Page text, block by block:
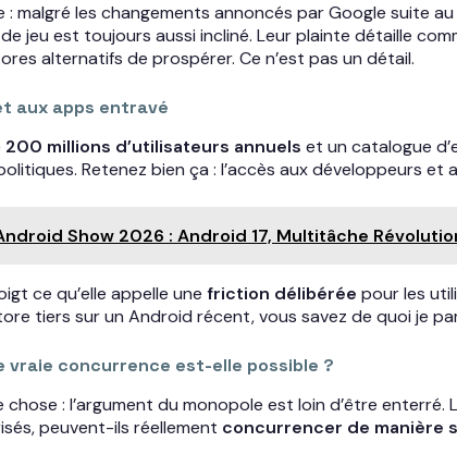
: malgré les changements annoncés par Google suite
jeu est toujours aussi incliné. Leur plainte détaille
alternatifs de prospérer. Ce n’est pas un détail.
aux apps entravé
200 millions d’utilisateurs annuels et un catalogue
Retenez bien ça : l’accès aux développeurs
Show 2026 : Android 17, Multitâche
ce qu’elle appelle une friction délibérée pour les
tiers sur un Android récent, vous savez de quoi je
vraie concurrence est-elle possible ?
: l’argument du monopole est loin d’être
peuvent-ils réellement concurrencer de manière